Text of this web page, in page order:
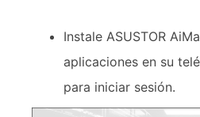
Instale ASUSTOR
aplicaciones en su
para iniciar sesión.